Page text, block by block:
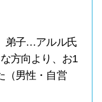
弟子…アルル氏
方向より、お1
（男性・自営